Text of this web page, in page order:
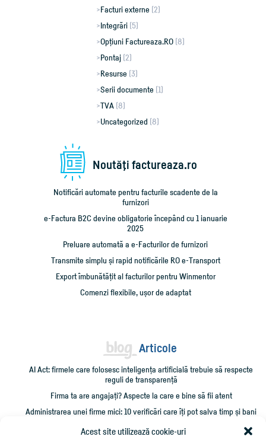
Acest site utilizează cookie-uri
Facturi externe (2)
Integrări (5)
Opțiuni Factureaza.RO (8)
Pontaj (2)
Resurse (3)
Serii documente (1)
TVA (8)
Uncategorized (8)
Noutăţi factureaza.ro
Notificări automate pentru facturile scadente de la
furnizori
e-Factura B2C devine obligatorie începând cu 1 ianuarie
2025
Preluare automată a e-Facturilor de furnizori
Transmite simplu și rapid notificările RO e-Transport
Export îmbunătățit al facturilor pentru Winmentor
Comenzi flexibile, ușor de adaptat
Articole
AI Act: firmele care folosesc inteligența artificială trebuie să respecte
reguli de transparență
Firma ta are angajați? Aspecte la care e bine să fii atent
Administrarea unei firme mici: 10 verificări care îți pot salva timp și bani
Cum împrumut firma cu bani și cum îmi recuperez creditarea?